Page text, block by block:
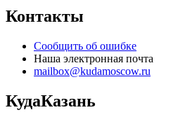
Контакты
Сообщить об ошибке
Наша электронная почта
mailbox@kudamoscow.ru
КудаКазань